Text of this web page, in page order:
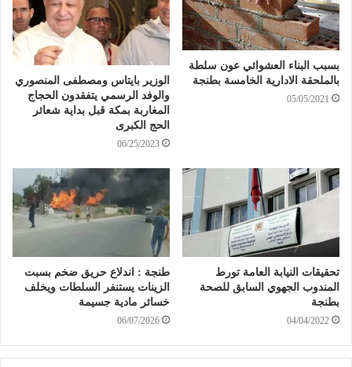
بسبب البناء العشوائي عون سلطة
بالملحقة الادارية الخامسة بطنجة
05/05/2021
الوزير بايتاس ومصطفى المنصوري
والوفد الرسمي يتفقدون الحجاج
المغاربة بمكة قبل بداية شعائر
الحج الكبرى
06/25/2023
تحقيقات النيابة العامة تورط
المندوب الجهوي السابق للصحة
بطنجة
04/04/2022
طنجة : اندلاع حريق ضخم بسبت
الزينات يستنفر السلطات ويخلف
خسائر مادية جسيمة
06/07/2026